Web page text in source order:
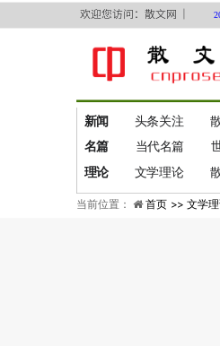
欢迎您访问：散文网 ｜
新闻 头条关注
名篇 当代名篇
理论
文学理论
当前位置： 首页 >>文学